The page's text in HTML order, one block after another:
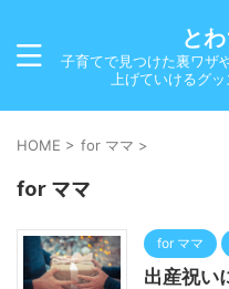
と
子育てで見つけた裏ワザ
上げていけるグ
HOME > for ママ >
for ママ
for ママ
出産祝い